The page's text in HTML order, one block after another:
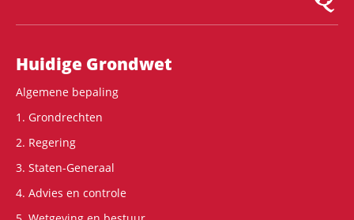
Hoofdnavigatie
Huidige Grondwet
Algemene bepaling
1. Grondrechten
2. Regering
3. Staten-Generaal
4. Advies en controle